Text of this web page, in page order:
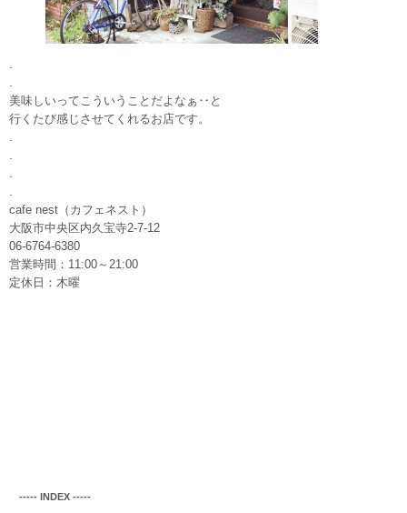
.
.
美味しいってこういうことだよなぁ‥と
行くたび感じさせてくれるお店です。
.
.
.
.
cafe nest（カフェネスト）
大阪市中央区内久宝寺2-7-12
06-6764-6380
営業時間：11:00～21:00
定休日：木曜
‐‐‐‐‐ INDEX ‐‐‐‐‐